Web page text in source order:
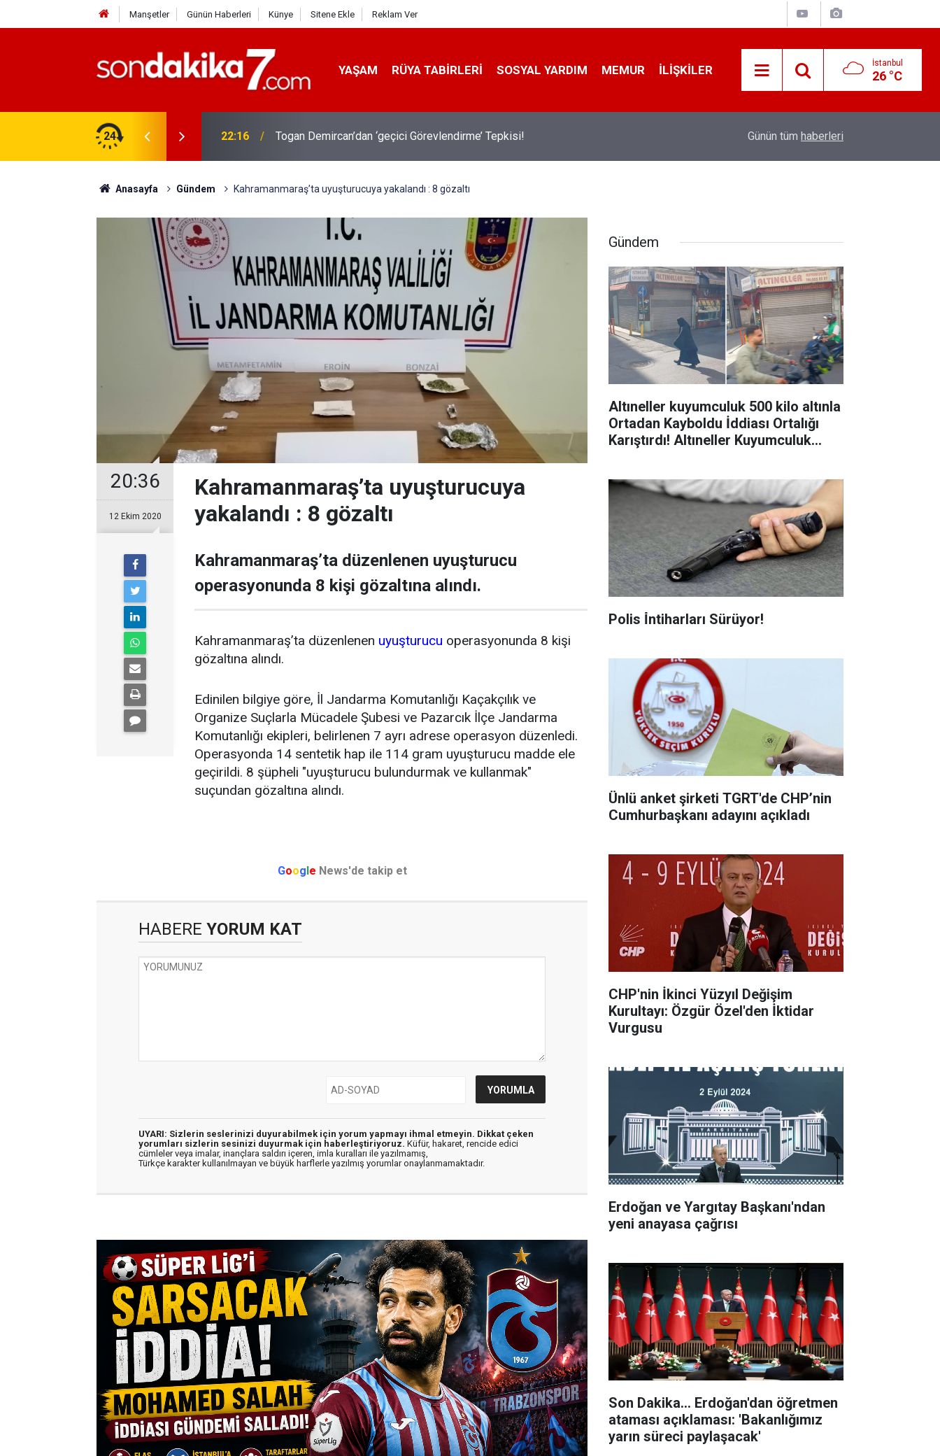
Manşetler Günün Haberleri Künye Sitene Ekle Reklam Ver
YAŞAM RÜYA TABIRLERI SOSYAL YARDIM MEMUR İLIŞKILER İstanbul
26 °C
24 22:16 Togan Demircan’dan ‘geçici Görevlendirme’ Tepkisi! Sıcak Havalarda Ödem Şikayetini Hafife
Günün tüm haberleri
Anasayfa Gündem Kahramanmaraş’ta uyuşturucuya yakalandı : 8 gözaltı
20:36
12 Ekim 2020
Kahramanmaraş’ta uyuşturucuya
yakalandı : 8 gözaltı
Kahramanmaraş’ta düzenlenen uyuşturucu
operasyonunda 8 kişi gözaltına alındı.
Kahramanmaraş’ta düzenlenen uyuşturucu operasyonunda 8 kişi
gözaltına alındı.
Edinilen bilgiye göre, İl Jandarma Komutanlığı Kaçakçılık ve
Organize Suçlarla Mücadele Şubesi ve Pazarcık İlçe Jandarma
Komutanlığı ekipleri, belirlenen 7 ayrı adrese operasyon düzenledi.
Operasyonda 14 sentetik hap ile 114 gram uyuşturucu madde ele
geçirildi. 8 şüpheli "uyuşturucu bulundurmak ve kullanmak"
suçundan gözaltına alındı.
Google News'de takip et
HABERE YORUM KAT
UYARI: Sizlerin seslerinizi duyurabilmek için yorum yapmayı ihmal etmeyin. Dikkat çeken
yorumları sizlerin sesinizi duyurmak için haberleştiriyoruz. Küfür, hakaret, rencide edici
cümleler veya imalar, inançlara saldırı içeren, imla kuralları ile yazılmamış,
Türkçe karakter kullanılmayan ve büyük harflerle yazılmış yorumlar onaylanmamaktadır.
Gündem
Altıneller kuyumculuk 500 kilo altınla
Ortadan Kayboldu İddiası Ortalığı
Karıştırdı! Altıneller Kuyumculuk
Polis İ̇ntiharları Sürüyor!
Ünlü anket şirketi TGRT'de CHP’nin
Cumhurbaşkanı adayını açıkladı
CHP'nin İkinci Yüzyıl Değişim
Kurultayı: Özgür Özel'den İktidar
Vurgusu
Erdoğan ve Yargıtay Başkanı'ndan
yeni anayasa çağrısı
Son Dakika... Erdoğan'dan öğretmen
ataması açıklaması: 'Bakanlığımız
yarın süreci paylaşacak'